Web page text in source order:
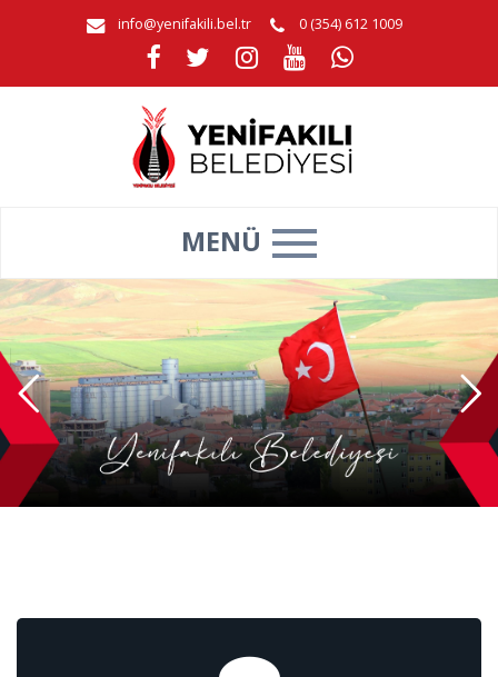
info@yenifakili.bel.tr 0 (354) 612 1009
MENÜ